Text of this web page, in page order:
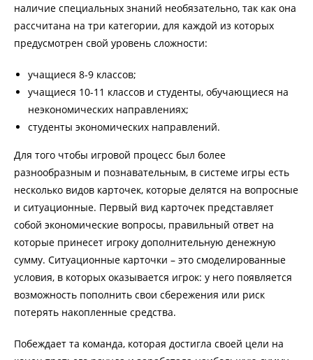
наличие специальных знаний необязательно, так как она
рассчитана на три категории, для каждой из которых
предусмотрен свой уровень сложности:
учащиеся 8-9 классов;
учащиеся 10-11 классов и студенты, обучающиеся на
неэкономических направлениях;
студенты экономических направлений.
Для того чтобы игровой процесс был более
разнообразным и познавательным, в системе игры есть
несколько видов карточек, которые делятся на вопросные
и ситуационные. Первый вид карточек представляет
собой экономические вопросы, правильный ответ на
которые принесет игроку дополнительную денежную
сумму. Ситуационные карточки – это смоделированные
условия, в которых оказывается игрок: у него появляется
возможность пополнить свои сбережения или риск
потерять накопленные средства.
Побеждает та команда, которая достигла своей цели на